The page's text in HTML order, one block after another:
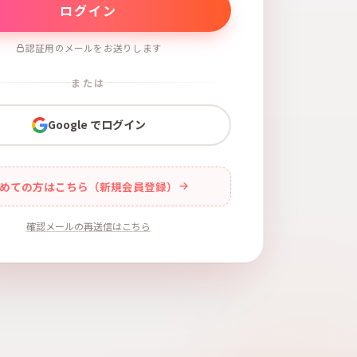
認証用のメールをお送りします
または
Google でログイン
ての方はこちら（新規会員登録）
確認メールの再送信はこちら